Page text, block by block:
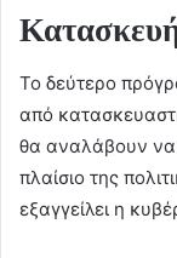
Το δεύτερο
από
θα αναλάβουν να
πλαίσιο της
εξαγγείλει η